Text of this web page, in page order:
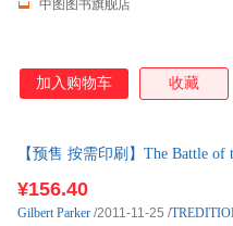
中图图书旗舰店
加入购物车 收藏
【预售 按需印刷】The Battle of
¥156.40
Gilbert Parker /2011-11-25 /